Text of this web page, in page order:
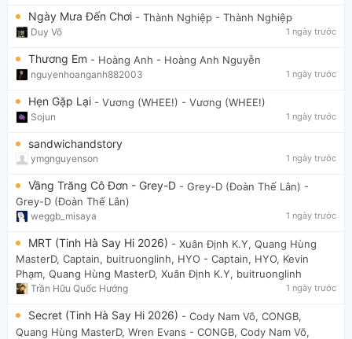
Ngày Mưa Đến Chơi - Thành Nghiệp - Thành Nghiệp
Duy Võ 1 ngày trước
Thương Em - Hoàng Anh - Hoàng Anh Nguyễn
nguyenhoanganh882003 1 ngày trước
Hẹn Gặp Lại - Vương (WHEE!) - Vương (WHEE!)
Sojun 1 ngày trước
sandwichandstory
ymgnguyenson 1 ngày trước
Vầng Trăng Cô Đơn - Grey-D - Grey-D (Đoàn Thế Lân) -
Grey-D (Đoàn Thế Lân)
weggb_misaya 1 ngày trước
MRT (Tinh Hà Say Hi 2026) - Xuân Định K.Y, Quang Hùng
MasterD, Captain, buitruonglinh, HYO - Captain, HYO, Kevin
Phạm, Quang Hùng MasterD, Xuân Định K.Y, buitruonglinh
Trần Hữu Quốc Hướng 1 ngày trước
Secret (Tinh Hà Say Hi 2026) - Cody Nam Võ, CONGB,
Quang Hùng MasterD, Wren Evans - CONGB, Cody Nam Võ,